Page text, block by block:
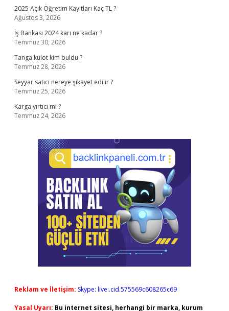
2025 Açık Öğretim Kayıtları Kaç TL ?
Ağustos 3, 2026
İş Bankası 2024 karı ne kadar ?
Temmuz 30, 2026
Tanga külot kim buldu ?
Temmuz 28, 2026
Seyyar satıcı nereye şikayet edilir ?
Temmuz 25, 2026
Karga yırtıcı mı ?
Temmuz 24, 2026
Reklam ve İletişim: Skype: live:.cid.575569c608265c69
Yasal Uyarı: Bu internet sitesi, herhangi bir marka, kurum